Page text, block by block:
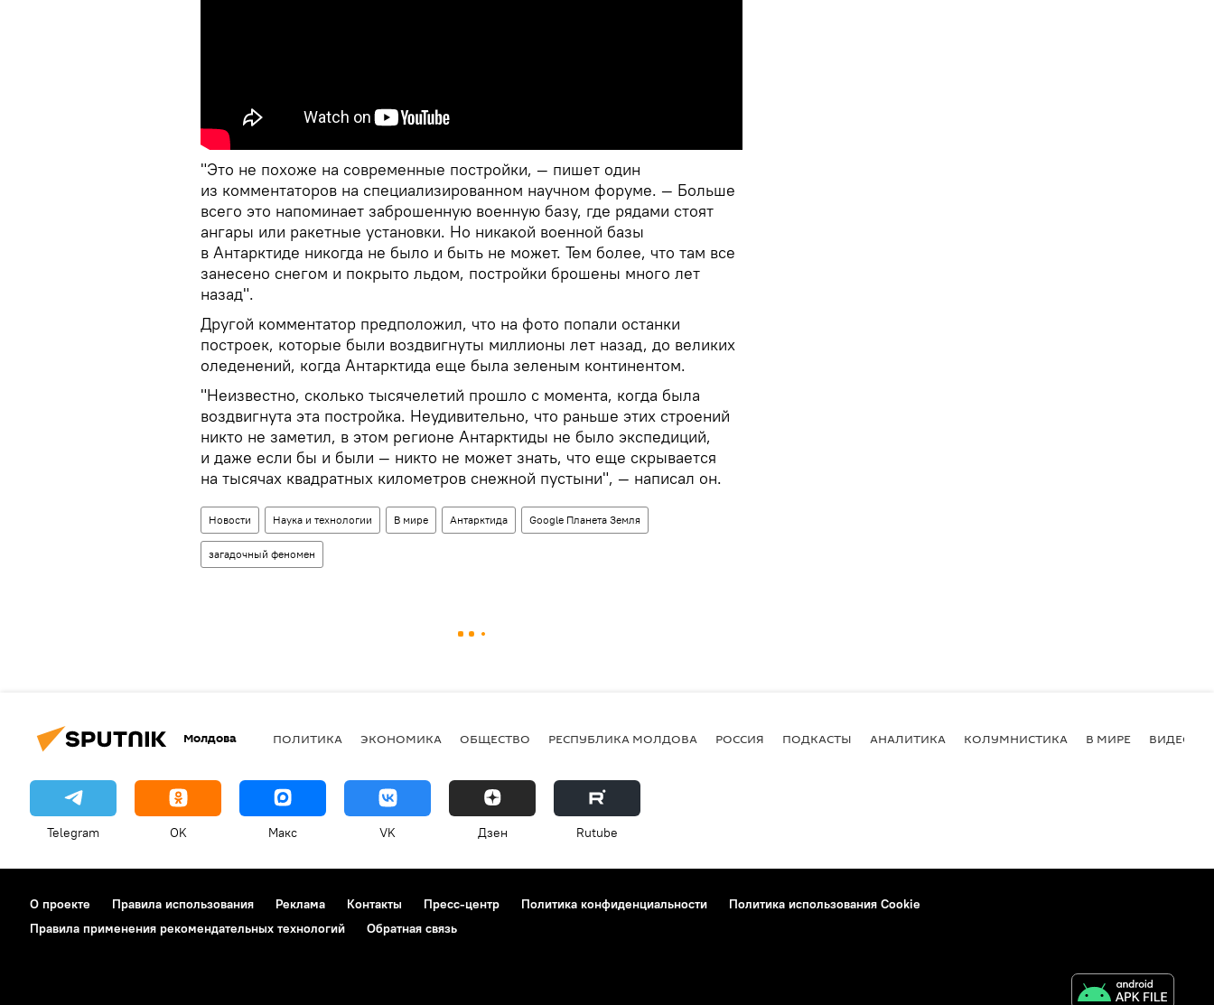
"Это не похоже на современные постройки, — пишет один
из комментаторов на специализированном научном форуме. — Больше
всего это напоминает заброшенную военную базу, где рядами стоят
ангары или ракетные установки. Но никакой военной базы
в Антарктиде никогда не было и быть не может. Тем более, что там все
занесено снегом и покрыто льдом, постройки брошены много лет
назад".
Другой комментатор предположил, что на фото попали останки
построек, которые были воздвигнуты миллионы лет назад, до великих
оледенений, когда Антарктида еще была зеленым континентом.
"Неизвестно, сколько тысячелетий прошло с момента, когда была
воздвигнута эта постройка. Неудивительно, что раньше этих строений
никто не заметил, в этом регионе Антарктиды не было экспедиций,
и даже если бы и были — никто не может знать, что еще скрывается
на тысячах квадратных километров снежной пустыни", — написал он.
Новости Наука и технологии В мире Антарктида Google Планета Земля
загадочный феномен
Молдова ПОЛИТИКА ЭКОНОМИКА ОБЩЕСТВО РЕСПУБЛИКА МОЛДОВА РОССИЯ ПОДКАСТЫ АНАЛИТИКА КОЛУМНИСТИКА В МИРЕ ВИДЕО
Telegram OK Макс VK Дзен Rutube
О проекте Правила использования Реклама Контакты Пресс-центр Политика конфиденциальности
Политика использования Cookie
Правила применения рекомендательных технологий
Обратная связь